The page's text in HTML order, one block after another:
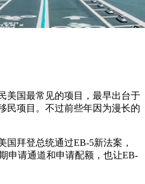
美国最常见的项目，最早出台于
民项目。不过前些年因为漫长的
国拜登总统通过EB-5新法案，
申请通道和申请配额，也让EB-